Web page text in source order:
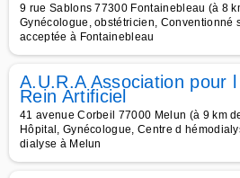
9 rue Sablons 77300 Fontainebleau (à 8
Gynécologue, obstétricien, Conventionné
acceptée à Fontainebleau
A.U.R.A Association pour
Rein Artificiel
41 avenue Corbeil 77000 Melun (à 9 km
Hôpital, Gynécologue, Centre d
dialyse à Melun